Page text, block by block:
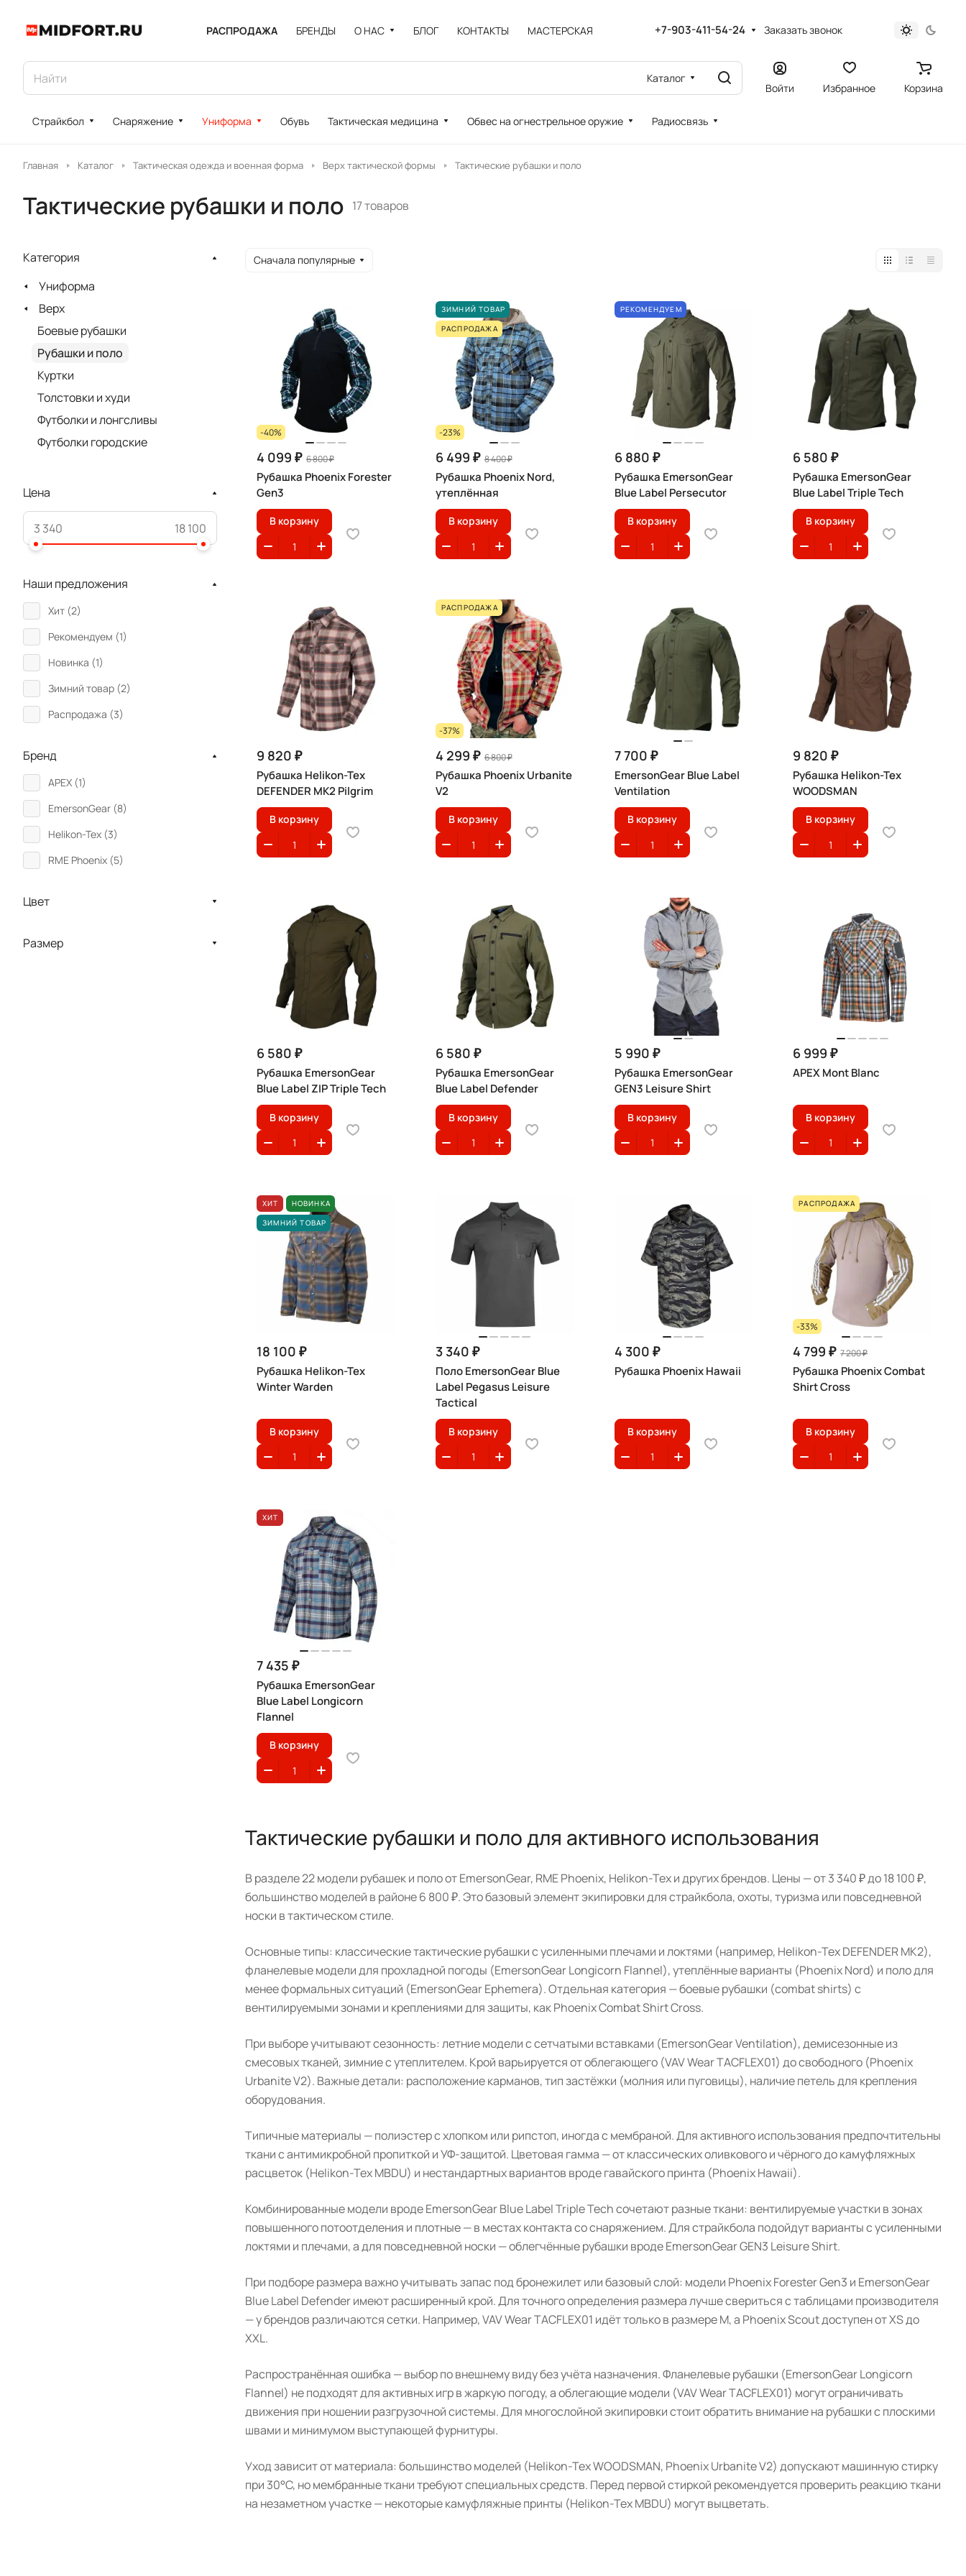
РАСПРОДАЖА БРЕНДЫ О НАС БЛОГ КОНТАКТЫ МАСТЕРСКАЯ +7-903-411-54-24 Заказать звонок
Каталог
Войти Избранное Корзина
Страйкбол Снаряжение Униформа Обувь Тактическая медицина Обвес на огнестрельное оружие Радиосвязь
Главная Каталог Тактическая одежда и военная форма Верх тактической формы Тактические рубашки и поло
Тактические рубашки и поло 17 товаров
Сначала популярные
-40%
4 099 ₽ 6 800 ₽
Рубашка Phoenix Forester
Gen3
В корзину
ЗИМНИЙ ТОВАР
РАСПРОДАЖА
-23%
6 499 ₽ 8 400 ₽
Рубашка Phoenix Nord,
утеплённая
В корзину
РЕКОМЕНДУЕМ
6 880 ₽
Рубашка EmersonGear
Blue Label Persecutor
В корзину
6 580 ₽
Рубашка EmersonGear
Blue Label Triple Tech
В корзину
9 820 ₽
Рубашка Helikon-Tex
DEFENDER MK2 Pilgrim
В корзину
РАСПРОДАЖА
-37%
4 299 ₽ 6 800 ₽
Рубашка Phoenix Urbanite
V2
В корзину
7 700 ₽
EmersonGear Blue Label
Ventilation
В корзину
9 820 ₽
Рубашка Helikon-Tex
WOODSMAN
В корзину
6 580 ₽
Рубашка EmersonGear
Blue Label ZIP Triple Tech
В корзину
6 580 ₽
Рубашка EmersonGear
Blue Label Defender
В корзину
5 990 ₽
Рубашка EmersonGear
GEN3 Leisure Shirt
В корзину
6 999 ₽
APEX Mont Blanc
В корзину
ХИТ
НОВИНКА
ЗИМНИЙ ТОВАР
18 100 ₽
Рубашка Helikon-Tex
Winter Warden
В корзину
3 340 ₽
Поло EmersonGear Blue
Label Pegasus Leisure
Tactical
В корзину
4 300 ₽
Рубашка Phoenix Hawaii
В корзину
РАСПРОДАЖА
-33%
4 799 ₽ 7 200 ₽
Рубашка Phoenix Combat
Shirt Cross
В корзину
ХИТ
7 435 ₽
Рубашка EmersonGear
Blue Label Longicorn
Flannel
В корзину
Тактические рубашки и поло для активного использования
В разделе 22 модели рубашек и поло от EmersonGear, RME Phoenix, Helikon-Tex и других брендов. Цены — от 3 340 ₽ до 18 100 ₽,
большинство моделей в районе 6 800 ₽. Это базовый элемент экипировки для страйкбола, охоты, туризма или повседневной
носки в тактическом стиле.
Основные типы: классические тактические рубашки с усиленными плечами и локтями (например, Helikon-Tex DEFENDER MK2),
фланелевые модели для прохладной погоды (EmersonGear Longicorn Flannel), утеплённые варианты (Phoenix Nord) и поло для
менее формальных ситуаций (EmersonGear Ephemera). Отдельная категория — боевые рубашки (combat shirts) с
вентилируемыми зонами и креплениями для защиты, как Phoenix Combat Shirt Cross.
При выборе учитывают сезонность: летние модели с сетчатыми вставками (EmersonGear Ventilation), демисезонные из
смесовых тканей, зимние с утеплителем. Крой варьируется от облегающего (VAV Wear TACFLEX01) до свободного (Phoenix
Urbanite V2). Важные детали: расположение карманов, тип застёжки (молния или пуговицы), наличие петель для крепления
оборудования.
Типичные материалы — полиэстер с хлопком или рипстоп, иногда с мембраной. Для активного использования предпочтительны
ткани с антимикробной пропиткой и УФ-защитой. Цветовая гамма — от классических оливкового и чёрного до камуфляжных
расцветок (Helikon-Tex MBDU) и нестандартных вариантов вроде гавайского принта (Phoenix Hawaii).
Комбинированные модели вроде EmersonGear Blue Label Triple Tech сочетают разные ткани: вентилируемые участки в зонах
повышенного потоотделения и плотные — в местах контакта со снаряжением. Для страйкбола подойдут варианты с усиленными
локтями и плечами, а для повседневной носки — облегчённые рубашки вроде EmersonGear GEN3 Leisure Shirt.
При подборе размера важно учитывать запас под бронежилет или базовый слой: модели Phoenix Forester Gen3 и EmersonGear
Blue Label Defender имеют расширенный крой. Для точного определения размера лучше свериться с таблицами производителя
— у брендов различаются сетки. Например, VAV Wear TACFLEX01 идёт только в размере M, а Phoenix Scout доступен от XS до
XXL.
Распространённая ошибка — выбор по внешнему виду без учёта назначения. Фланелевые рубашки (EmersonGear Longicorn
Flannel) не подходят для активных игр в жаркую погоду, а облегающие модели (VAV Wear TACFLEX01) могут ограничивать
движения при ношении разгрузочной системы. Для многослойной экипировки стоит обратить внимание на рубашки с плоскими
швами и минимумом выступающей фурнитуры.
Уход зависит от материала: большинство моделей (Helikon-Tex WOODSMAN, Phoenix Urbanite V2) допускают машинную стирку
при 30°C, но мембранные ткани требуют специальных средств. Перед первой стиркой рекомендуется проверить реакцию ткани
на незаметном участке — некоторые камуфляжные принты (Helikon-Tex MBDU) могут выцветать.
Категория
Униформа
Верх
Боевые рубашки
Рубашки и поло
Куртки
Толстовки и худи
Футболки и лонгсливы
Футболки городские
Цена
Наши предложения
Хит (2)
Рекомендуем (1)
Новинка (1)
Зимний товар (2)
Распродажа (3)
Бренд
APEX (1)
EmersonGear (8)
Helikon-Tex (3)
RME Phoenix (5)
Цвет
Размер